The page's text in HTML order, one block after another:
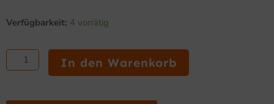
Verfügbarkeit: 4 vorrätig
PowerScan
–
Linear
In den Warenkorb